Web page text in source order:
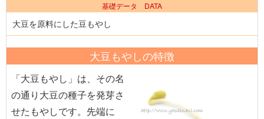
基礎データ DATA
大豆を原料にした豆もやし
大豆もやしの特徴
「大豆もやし」は、その名
の通り大豆の種子を発芽さ
せたもやしです。先端に